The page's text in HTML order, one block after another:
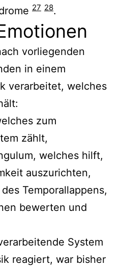
27 28.
vorliegenden
in einem
verarbeitet, welches
zum
zählt,
welches hilft,
auszurichten,
Temporallappens,
bewerten und
System
reagiert, war bisher